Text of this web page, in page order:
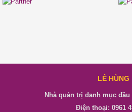
LÊ HÙNG
Nhà quản trị danh mục
Điện thoại: 0961